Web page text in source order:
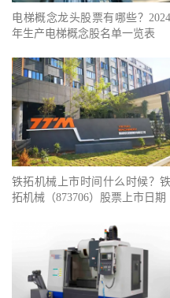
电梯概念龙头股票有哪些？2024
年生产电梯概念股名单一览表
铁拓机械上市时间什么时候？铁
拓机械（873706）股票上市日期